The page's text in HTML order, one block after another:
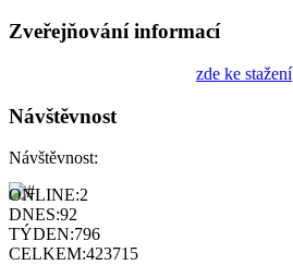
Zveřejňování informací
zde ke stažení
Návštěvnost
Návštěvnost:
ONLINE:2
DNES:92
TÝDEN:796
CELKEM:423715